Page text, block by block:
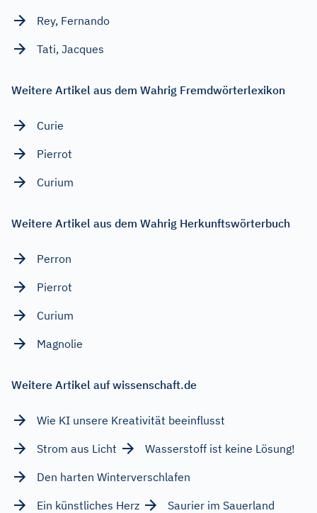
Rey, Fernando
Tati, Jacques
Weitere Artikel aus dem Wahrig Fremdwörterlexikon
Curie
Pierrot
Curium
Weitere Artikel aus dem Wahrig Herkunftswörterbuch
Perron
Pierrot
Curium
Magnolie
Weitere Artikel auf wissenschaft.de
Wie KI unsere Kreativität beeinflusst
Strom aus Licht
Wasserstoff ist keine Lösung!
Den harten Winterverschlafen
Ein künstliches Herz
Saurier im Sauerland